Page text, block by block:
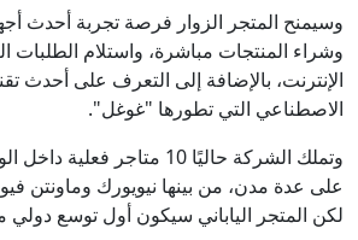
وسيمنح المتجر الزوار فرصة تجربة أحدث
وشراء المنتجات مباشرة، واستلام الطلبات
الإنترنت، بالإضافة إلى التعرف على أحدث
الاصطناعي التي تطورها "غوغل".
وتملك الشركة حاليًا 10 متاجر
على عدة مدن، من بينها نيويورك وماونتن
لكن المتجر الياباني سيكون أول توسع دولي